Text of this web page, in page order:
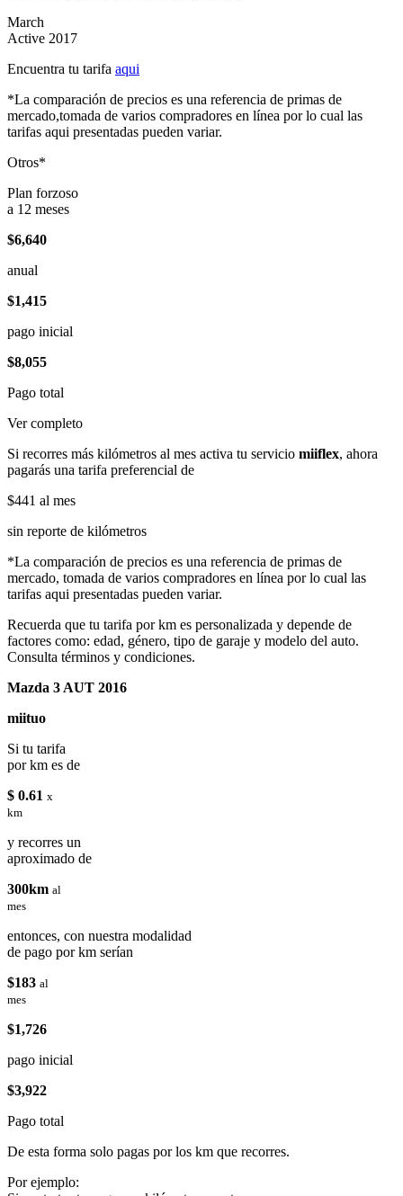
March
Active 2017
Encuentra tu tarifa aqui
*La comparación de precios es una referencia de primas de
mercado,tomada de varios compradores en línea por lo cual las
tarifas aqui presentadas pueden variar.
Otros*
Plan forzoso
a 12 meses
$6,640
anual
$1,415
pago inicial
$8,055
Pago total
Ver completo
Si recorres más kilómetros al mes activa tu servicio miiflex, ahora
pagarás una tarifa preferencial de
$441 al mes
sin reporte de kilómetros
*La comparación de precios es una referencia de primas de
mercado, tomada de varios compradores en línea por lo cual las
tarifas aqui presentadas pueden variar.
Recuerda que tu tarifa por km es personalizada y depende de
factores como: edad, género, tipo de garaje y modelo del auto.
Consulta términos y condiciones.
Mazda 3 AUT 2016
miituo
Si tu tarifa
por km es de
$ 0.61 x
km
y recorres un
aproximado de
300km al
mes
entonces, con nuestra modalidad
de pago por km serían
$183 al
mes
$1,726
pago inicial
$3,922
Pago total
De esta forma solo pagas por los km que recorres.
Por ejemplo: